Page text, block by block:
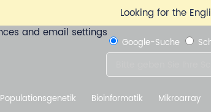
Looking for the
Google-Suche
Populationsgenetik Bioinformatik Mikroarray